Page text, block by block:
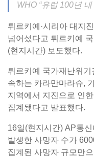
WHO “유럽 100년
튀르키예·시리아 대지
넘어섰다고 튀르키예
(현지시간) 보도했다.
튀르키예 국가재난위기
속하는 카라만마라슈,
지역에서 지진으로 인
집계됐다고 발표했다.
16일(현지시간) AP통
발생한 사망자 수가
집계된 사망자 규모만